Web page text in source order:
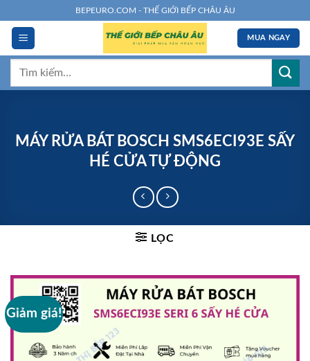
đến
dung
BEPEURO.COM - THẾ GIỚI BẾP CHÂU ÂU
MUA NGAY
Tìm
MÁY RỬA BÁT BOSCH SMS6ECI93E SẤY
HÉ CỬA TỰ ĐỘNG
LỌC
Giảm giá!